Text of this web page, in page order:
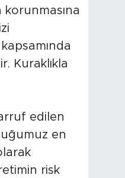
korunmasına
Kuraklıkla
edilen
en
risk